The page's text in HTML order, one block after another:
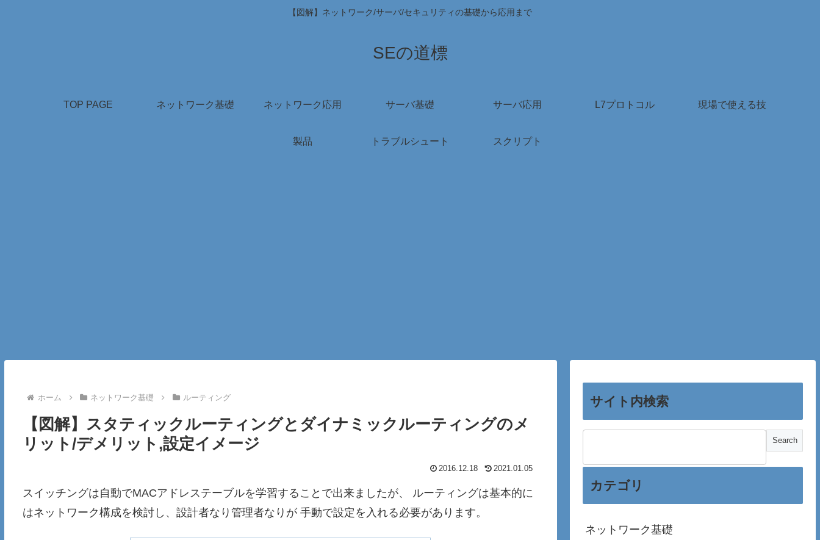
【図解】ネットワーク/サーバ/セキュリティの基礎から応用まで
SEの道標
TOP PAGE ネットワーク基礎 ネットワーク応用 サーバ基礎 サーバ応用 L7プロトコル 現場で使える技
製品 トラブルシュート スクリプト
ホーム ネットワーク基礎 ルーティング
【図解】スタティックルーティングとダイナミックルーティングのメ
リット/デメリット,設定イメージ
2016.12.18 2021.01.05
スイッチングは自動でMACアドレステーブルを学習することで出来ましたが、 ルーティングは基本的に
はネットワーク構成を検討し、設計者なり管理者なりが 手動で設定を入れる必要があります。
サイト内検索
カテゴリ
ネットワーク基礎